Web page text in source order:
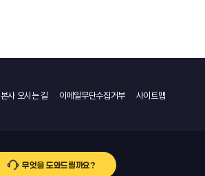
본사 오시는 길 이메일무단수집거부 사이트맵
무엇을 도와드릴까요?